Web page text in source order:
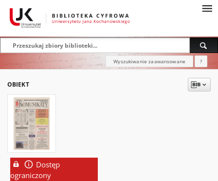
Wyszukiwanie zaawansowane ?
OBIEKT
Dostęp
ograniczony